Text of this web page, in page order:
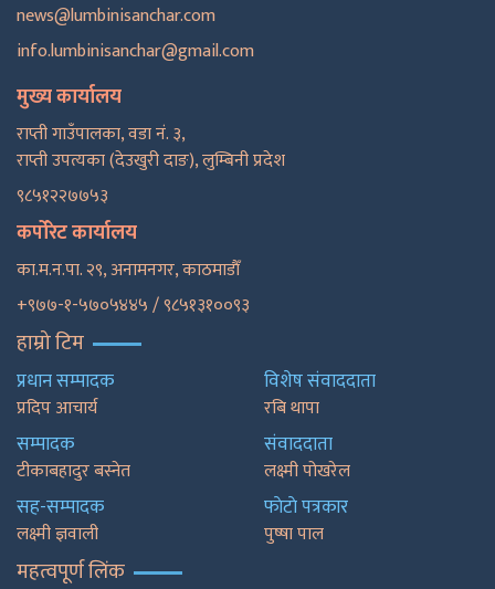
news@lumbinisanchar.com
info.lumbinisanchar@gmail.com
मुख्य कार्यालय
राप्ती गाउँपालका, वडा नं. ३,
राप्ती उपत्यका (देउखुरी दाङ), लुम्बिनी प्रदेश
९८५१२२७७५३
कर्पोरेट कार्यालय
का.म.न.पा. २९, अनामनगर, काठमाडाैँ
+९७७-१-५७०५४४५ / ९८५१३१००९३
हाम्रो टिम
प्रधान सम्पादक
प्रदिप आचार्य
सम्पादक
टीकाबहादुर बस्नेत
सह-सम्पादक
लक्ष्मी ज्ञवाली
विशेष संवाददाता
रबि थापा
संवाददाता
लक्ष्मी पोखरेल
फाेटाे पत्रकार
पुष्षा पाल
महत्वपूर्ण लिंक